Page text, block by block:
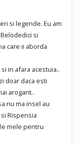
si legende. Eu am
si
care ii aborda
in afara acestuia..
doar daca esti
arogant..
nu ma insel au
Rispensia
mele pentru